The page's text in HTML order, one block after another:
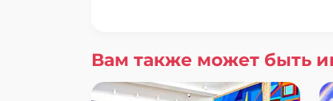
Вам также может быть